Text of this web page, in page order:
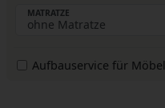
MATRATZE
Aufbauservice für Möbel